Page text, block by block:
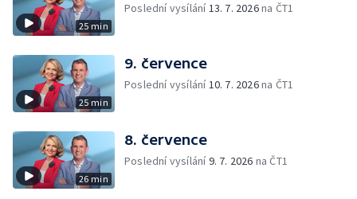
25 min
Poslední vysílání13. 7. 2026na ČT1
25 min
9. července
Poslední vysílání10. 7. 2026na ČT1
26 min
8. července
Poslední vysílání9. 7. 2026 na ČT1